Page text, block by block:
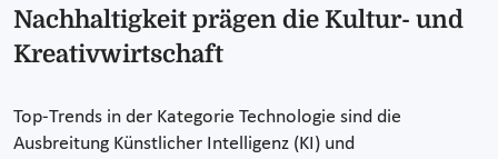
Nachhaltigkeit prägen die Kultur- und
Kreativwirtschaft
Top-Trends in der Kategorie Technologie sind die
Ausbreitung Künstlicher Intelligenz (KI) und